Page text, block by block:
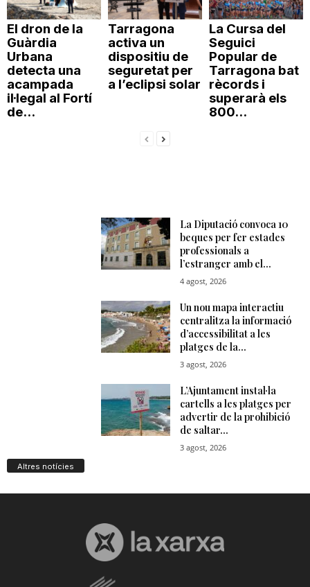
El dron de la
Guàrdia
Urbana
detecta una
acampada
il·legal al Fortí
de...
Tarragona
activa un
dispositiu de
seguretat per
a l’eclipsi solar
La Cursa del
Seguici
Popular de
Tarragona bat
rècords i
superarà els
800...
Altres notícies